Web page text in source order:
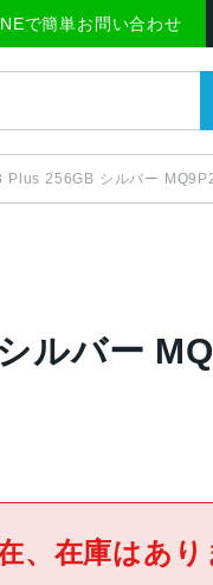
ケット
で簡単お問い合わせ
Plus 256GB シルバー
ルバー
、在庫はあり